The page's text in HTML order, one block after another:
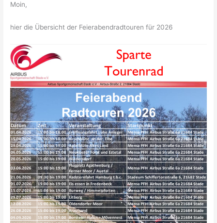
Moin,
hier die Übersicht der Feierabendradtouren für 2026